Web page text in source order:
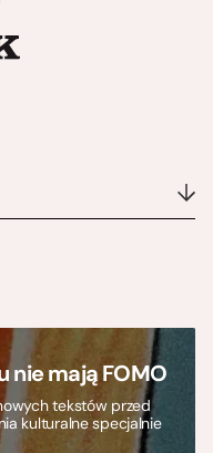
nie mają FOMO
tekstów przed
kulturalne specjalnie